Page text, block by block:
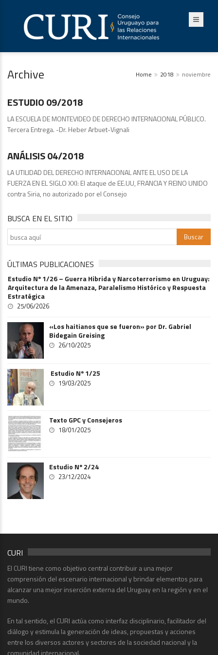
Archive Home 2018 noviembre
Estudios
ESTUDIO 09/2018
LA ESCUELA DE MONTEVIDEO DE DERECHO INTERNACIONAL PÚBLICO.
Tercera Entrega. -Dr. Heber Arbuet-Vignali
Análisis
ANÁLISIS 04/2018
LA UTILIDAD DEL DERECHO INTERNACIONAL ANTE EL USO DE LA
FUERZA EN EL SIGLO XXI: El ataque de EE.UU, FRANCIA Y REINO UNIDO
contra Siria, no autorizado por el Consejo
BUSCA EN EL SITIO
ÚLTIMAS PUBLICACIONES
Estudio Nº 1/26 – Guerra Hibrida y Narcoterrorismo en Uruguay:
Arquitectura de la Amenaza, Paralelismo Histórico y Respuesta
Estratégica
25/06/2026
«Los haitianos que se fueron» por Dr. Gabriel
Bidegain Greising
26/10/2025
Estudio Nº 1/25
19/03/2025
Texto GPC y Consejeros
18/01/2025
Estudio Nº 2/24
23/12/2024
CURI
El CURI tiene como objetivo central contribuir a una mejor
comprensión del escenario internacional y brindar elementos para
alcanzar una mejor inserción externa del Uruguay en la región y en el
mundo.
En tal sentido, el CURI actúa como interfaz disciplinario, facilitador del
diálogo y estimula la generación de ideas, propuestas y acciones
entre los diversos actores y sectores de la sociedad nacional y la
comunidad internacional.